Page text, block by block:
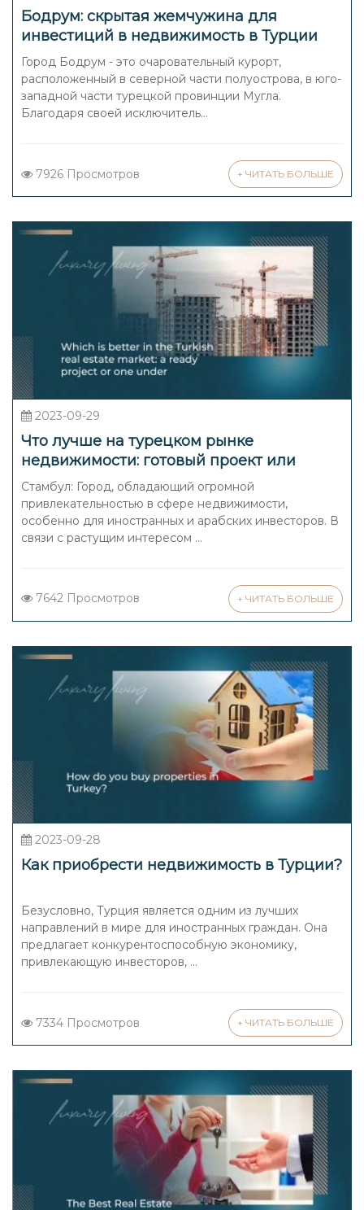
Бодрум: скрытая жемчужина для
инвестиций в недвижимость в Турции
Город Бодрум - это очаровательный курорт,
расположенный в северной части полуострова, в юго-
западной части турецкой провинции Мугла.
Благодаря своей исключитель...
7926 Просмотров + ЧИТАТЬ БОЛЬШЕ
2023-09-29
Что лучше на турецком рынке
недвижимости: готовый проект или
строящийся?
Стамбул: Город, обладающий огромной
привлекательностью в сфере недвижимости,
особенно для иностранных и арабских инвесторов. В
связи с растущим интересом ...
7642 Просмотров + ЧИТАТЬ БОЛЬШЕ
2023-09-28
Как приобрести недвижимость в Турции?
Безусловно, Турция является одним из лучших
направлений в мире для иностранных граждан. Она
предлагает конкурентоспособную экономику,
привлекающую инвесторов, ...
7334 Просмотров + ЧИТАТЬ БОЛЬШЕ